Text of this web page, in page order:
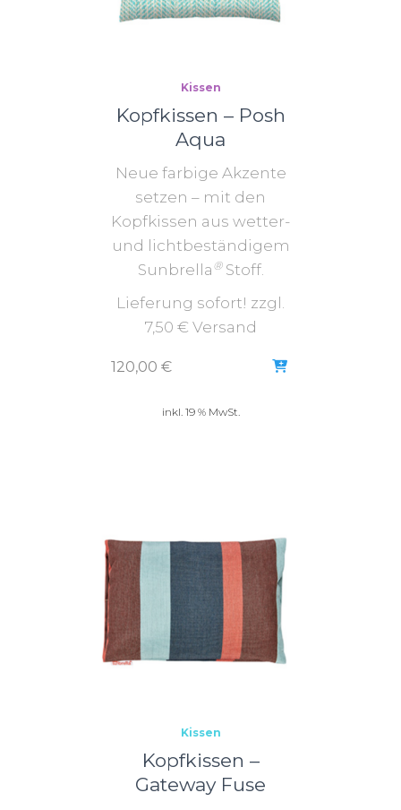
Kissen
Kopfkissen – Posh
Aqua
Neue farbige Akzente
setzen – mit den
Kopfkissen aus wetter-
und lichtbeständigem
Sunbrella ®Stoff.
Lieferung sofort! zzgl.
7,50 € Versand
120,00 €
inkl. 19 % MwSt.
Kissen
Kopfkissen –
Gateway Fuse